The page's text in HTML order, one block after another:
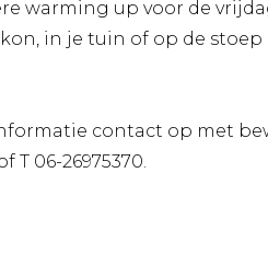
warming up voor de
in je tuin of op de
contact op met
T 06-26975370.